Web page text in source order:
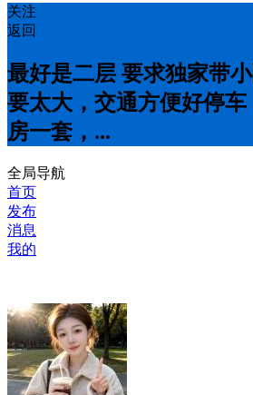
关注
返回
最好是二层 要求独家带
要太大，交通方便好停
房一套，...
全局导航
首页
发布
消息
我的